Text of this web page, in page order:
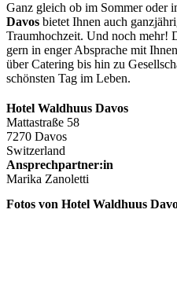
Ganz gleich ob im Sommer oder
Davos bietet Ihnen auch
Traumhochzeit. Und noch mehr!
gern in enger Absprache mit
über Catering bis hin zu
schönsten Tag im Leben.
Hotel Waldhuus Davos
Mattastraße 58
7270 Davos
Switzerland
Ansprechpartner:in
Marika Zanoletti
Fotos von Hotel Waldhuus